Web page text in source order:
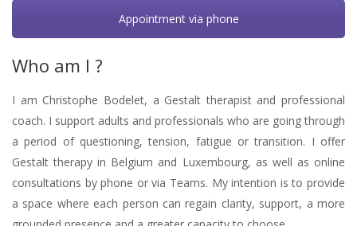
Who am I ?
I am Christophe Bodelet, a Gestalt therapist and professional
coach. I support adults and professionals who are going through
a period of questioning, tension, fatigue or transition. I offer
Gestalt therapy in Belgium and Luxembourg, as well as online
consultations by phone or via Teams. My intention is to provide
a space where each person can regain clarity, support, a more
Appointment via phone